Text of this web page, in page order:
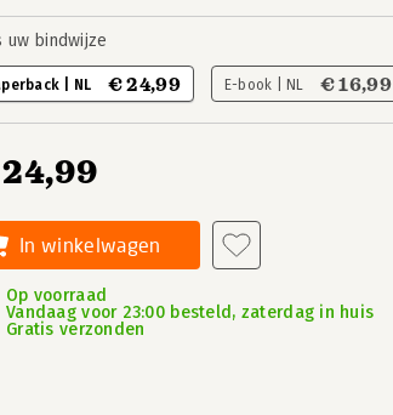
uw bindwijze
| NL € 24,99 E-book | NL € 16,99
In winkelwagen
Op voorraad
Vandaag voor 23:00 besteld, zaterdag in huis
Gratis verzonden